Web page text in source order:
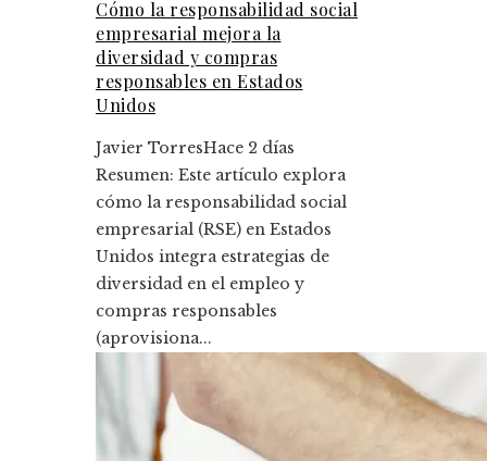
Cómo la responsabilidad social
empresarial mejora la
diversidad y compras
responsables en Estados
Unidos
Javier TorresHace 2 días
Resumen: Este artículo explora
cómo la responsabilidad social
empresarial (RSE) en Estados
Unidos integra estrategias de
diversidad en el empleo y
compras responsables
(aprovisiona...